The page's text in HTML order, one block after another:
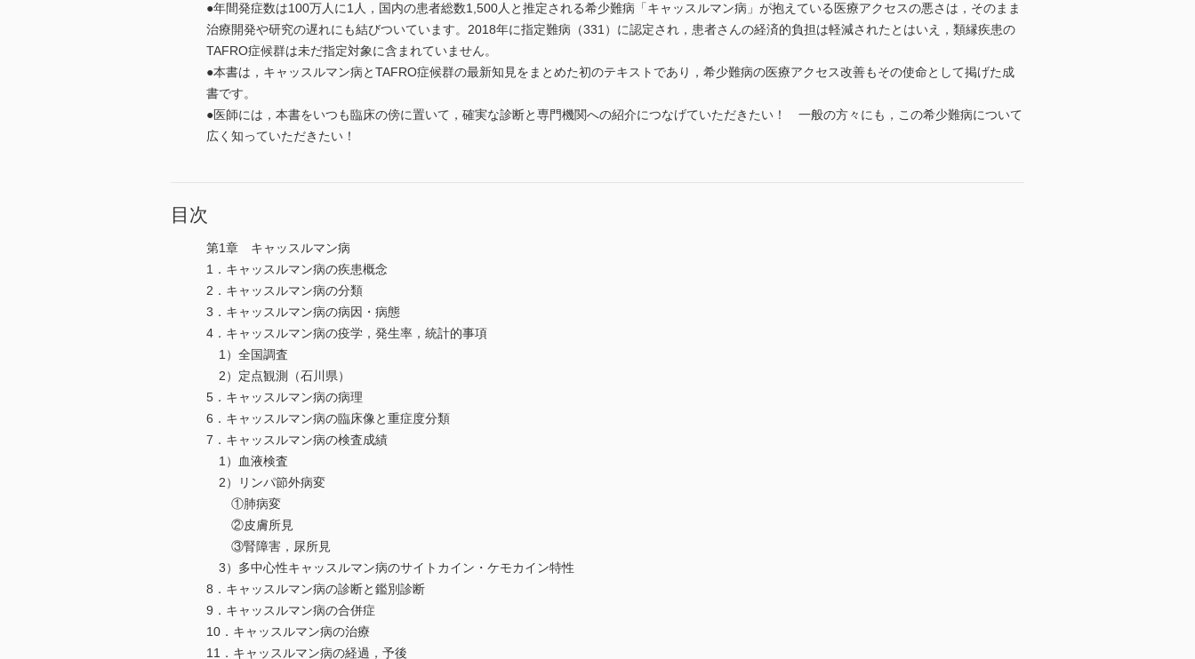
●年間発症数は100万人に1人，国内の患者総数1,500人と推定される希少難病「キャッスルマン病」が抱えている医療アクセスの悪さは，そのまま
治療開発や研究の遅れにも結びついています。2018年に指定難病（331）に認定され，患者さんの経済的負担は軽減されたとはいえ，類縁疾患の
TAFRO症候群は未だ指定対象に含まれていません。
●本書は，キャッスルマン病とTAFRO症候群の最新知見をまとめた初のテキストであり，希少難病の医療アクセス改善もその使命として掲げた成
書です。
●医師には，本書をいつも臨床の傍に置いて，確実な診断と専門機関への紹介につなげていただきたい！ 一般の方々にも，この希少難病について
広く知っていただきたい！
目次
第1章 キャッスルマン病
1．キャッスルマン病の疾患概念
2．キャッスルマン病の分類
3．キャッスルマン病の病因・病態
4．キャッスルマン病の疫学，発生率，統計的事項
1）全国調査
2）定点観測（石川県）
5．キャッスルマン病の病理
6．キャッスルマン病の臨床像と重症度分類
7．キャッスルマン病の検査成績
1）血液検査
2）リンパ節外病変
①肺病変
②皮膚所見
③腎障害，尿所見
3）多中心性キャッスルマン病のサイトカイン・ケモカイン特性
8．キャッスルマン病の診断と鑑別診断
9．キャッスルマン病の合併症
10．キャッスルマン病の治療
11．キャッスルマン病の経過，予後